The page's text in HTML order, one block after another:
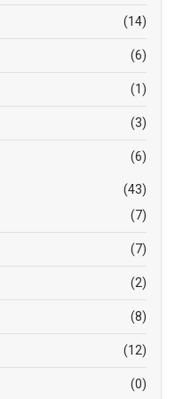
(14)
(6)
(1)
(3)
(6)
(43)
(7)
(7)
(2)
(8)
(12)
(0)